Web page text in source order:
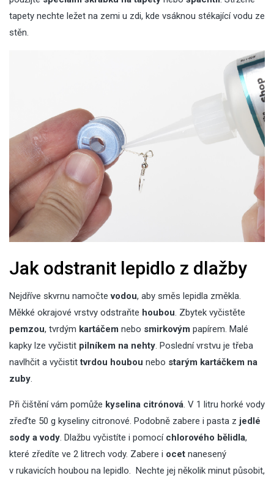
tapety nechte ležet na zemi u zdi, kde vsáknou stékající vodu ze
stěn.
Jak odstranit lepidlo z dlažby
Nejdříve skvrnu namočtevodou, aby směs lepidla změkla.
Měkké okrajové vrstvy odstraňte houbou. Zbytek vyčistěte
pemzou, tvrdým kartáčem nebo smirkovým papírem. Malé
kapky lze vyčistit pilníkem na nehty. Poslední vrstvu je třeba
navlhčit a vyčistittvrdou houbou nebo starým kartáčkem na
zuby.
Při čištění vám pomůže kyselina citrónová. V 1 litru horké vody
zřeďte 50 g kyseliny citronové. Podobně zabere i pasta z jedlé
sody a vody. Dlažbu vyčistíte i pomocí chlorového bělidla,
které zředíte ve 2 litrech vody. Zabere i ocet nanesený
v rukavicích houbou na lepidlo. Nechte jej několik minut působit,